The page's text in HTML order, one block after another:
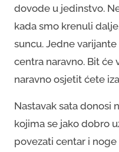
dovode u jedinstvo.
kada smo krenuli
suncu. Jedne
centra naravno. Bit će
naravno osjetit ćete
Nastavak sata donosi
kojima se jako dobro
povezati centar i